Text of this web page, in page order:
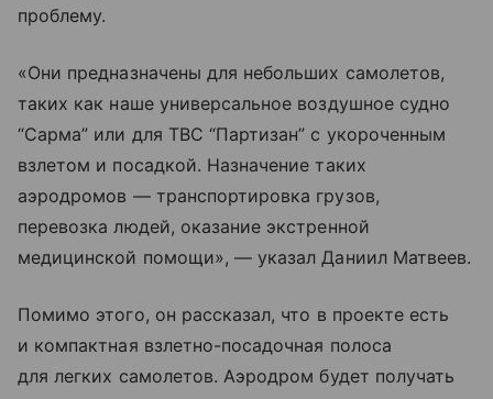
проблему.
«Они предназначены для небольших самолетов,
таких как наше универсальное воздушное судно
“Сарма” или для ТВС “Партизан” с укороченным
взлетом и посадкой. Назначение таких
аэродромов — транспортировка грузов,
перевозка людей, оказание экстренной
медицинской помощи», — указал Даниил Матвеев.
Помимо этого, он рассказал, что в проекте есть
и компактная взлетно-посадочная полоса
для легких самолетов. Аэродром будет получать